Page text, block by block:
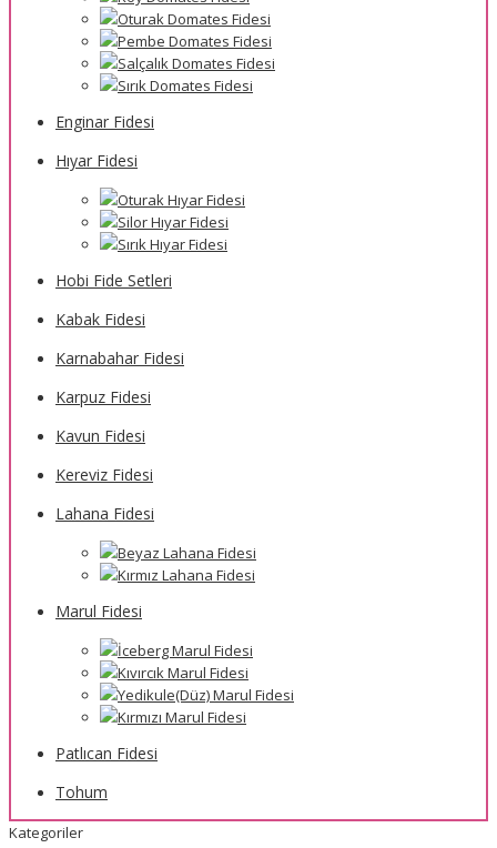
Oturak Domates Fidesi
Pembe Domates Fidesi
Salçalık Domates Fidesi
Sırık Domates Fidesi
Enginar Fidesi
Hıyar Fidesi
Oturak Hıyar Fidesi
Silor Hıyar Fidesi
Sırık Hıyar Fidesi
Hobi Fide Setleri
Kabak Fidesi
Karnabahar Fidesi
Karpuz Fidesi
Kavun Fidesi
Kereviz Fidesi
Lahana Fidesi
Beyaz Lahana Fidesi
Kırmız Lahana Fidesi
Marul Fidesi
İceberg Marul Fidesi
Kıvırcık Marul Fidesi
Yedikule(Düz) Marul Fidesi
Kırmızı Marul Fidesi
Patlıcan Fidesi
Tohum
Kategoriler